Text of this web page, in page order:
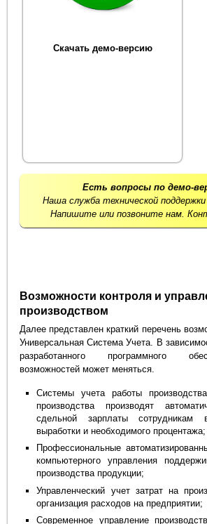
Скачать демо-версию
Есть вопросы по демо-
Наша служба технической
Напишите или позвоните нам.
Возможности контроля и
производством
Далее представлен краткий перечень
Универсальная Система Учета. В
разработанного программного
возможностей может меняться.
Системы учета работы
производства производят
сдельной зарплаты сотрудникам
выработки и необходимого процентажа;
Профессиональные
компьютерного управления
производства продукции;
Управленческий учет затрат на
организация расходов на предприятии;
Современное управление